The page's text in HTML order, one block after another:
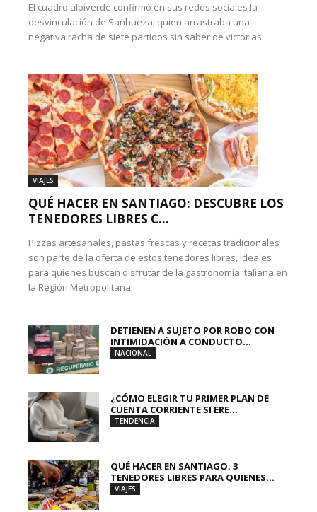
El cuadro albiverde confirmó en sus redes sociales la
desvinculación de Sanhueza, quien arrastraba una
negativa racha de siete partidos sin saber de victorias.
VIAJES
QUÉ HACER EN SANTIAGO: DESCUBRE LOS
TENEDORES LIBRES C...
Pizzas artesanales, pastas frescas y recetas tradicionales
son parte de la oferta de estos tenedores libres, ideales
para quienes buscan disfrutar de la gastronomía italiana en
la Región Metropolitana.
DETIENEN A SUJETO POR ROBO CON
INTIMIDACIÓN A CONDUCTO...
NACIONAL
¿CÓMO ELEGIR TU PRIMER PLAN DE
CUENTA CORRIENTE SI ERE...
TENDENCIA
QUÉ HACER EN SANTIAGO: 3
TENEDORES LIBRES PARA QUIENES...
VIAJES